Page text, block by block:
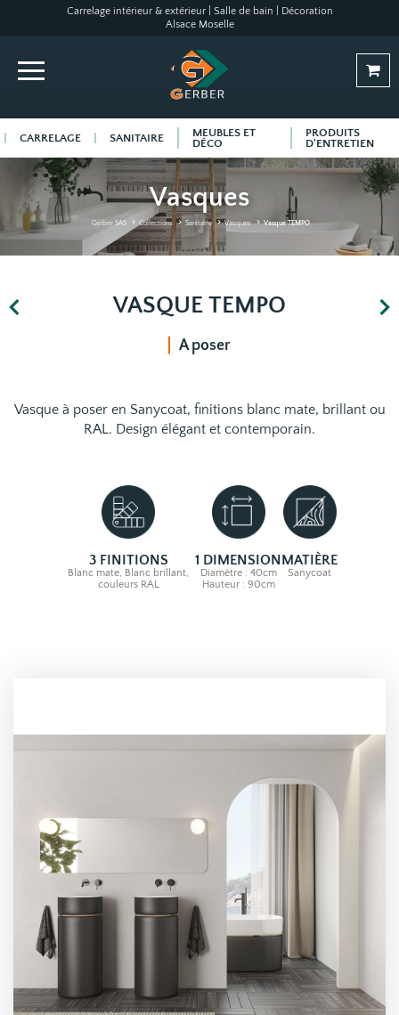
Carrelage intérieur & extérieur | Salle de bain | Décoration
Alsace Moselle
CARRELAGE SANITAIRE
MEUBLES ET
DÉCO
PRODUITS
D'ENTRETIEN
Vasques
Gerber SAS Collections Sanitaire Vasques Vasque TEMPO
VASQUE TEMPO
A poser
Vasque à poser en Sanycoat, finitions blanc mate, brillant ou
RAL. Design élégant et contemporain.
3 FINITIONS
Blanc mate, Blanc brillant,
couleurs RAL
1 DIMENSION
Diamètre : 40cm
Hauteur : 90cm
MATIÈRE
Sanycoat